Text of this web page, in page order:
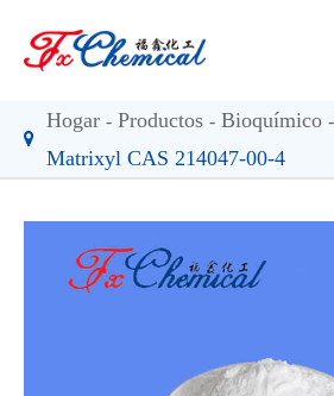
Hogar Productos Bioquímico
Matrixyl CAS 214047-00-4